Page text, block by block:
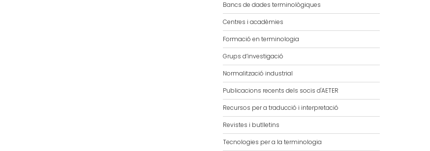
Bancs de dades terminològiques
Centres i acadèmies
Formació en terminologia
Grups d’investigació
Normalització industrial
Publicacions recents dels socis d'AETER
Recursos per a traducció i interpretació
Revistes i butlletins
Tecnologies per a la terminologia